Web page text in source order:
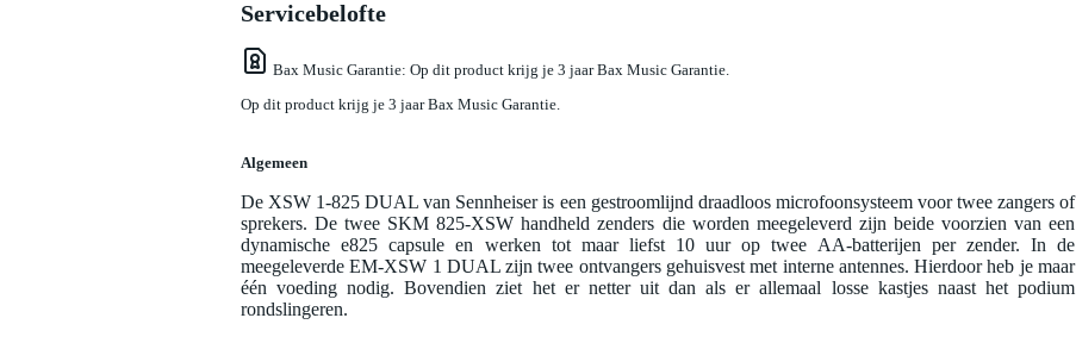
Servicebelofte
Bax Music Garantie: Op dit product krijg je 3 jaar Bax Music Garantie.
Op dit product krijg je 3 jaar Bax Music Garantie.
Algemeen
De XSW 1-825 DUAL van Sennheiser is een gestroomlijnd draadloos microfoonsysteem voor twee zangers of
sprekers. De twee SKM 825-XSW handheld zenders die worden meegeleverd zijn beide voorzien van een
dynamische e825 capsule en werken tot maar liefst 10 uur op twee AA-batterijen per zender. In de
meegeleverde EM-XSW 1 DUAL zijn twee ontvangers gehuisvest met interne antennes. Hierdoor heb je maar
één voeding nodig. Bovendien ziet het er netter uit dan als er allemaal losse kastjes naast het podium
rondslingeren.